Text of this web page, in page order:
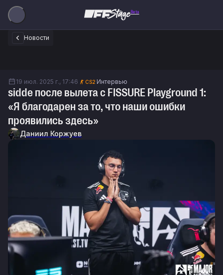
Beta
Новости
19 июл. 2025 г., 17:46 CS2 Интервью
sidde после вылета с FISSURE Playground 1:
«Я благодарен за то, что наши ошибки
проявились здесь»
Даниил Коржуев